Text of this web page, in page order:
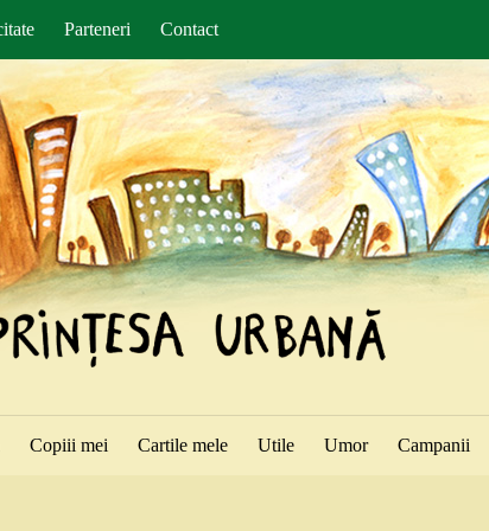
Parteneri Contact
Copiii mei Cartile mele Utile Umor Campanii